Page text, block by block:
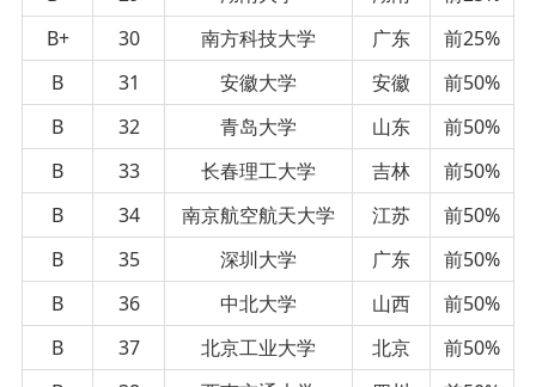
B+
30 南方科技大学 广东
前25%
B
31 安徽大学 安徽
前50%
B
32 青岛大学 山东
前50%
B
33 长春理工大学 吉林
前50%
B
34 南京航空航天大学 江苏
前50%
B
35 深圳大学 广东
前50%
B
36 中北大学 山西
前50%
B
37 北京工业大学 北京
前50%